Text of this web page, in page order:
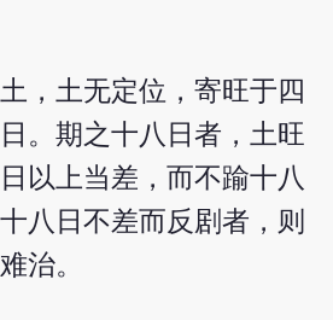
，土无定位，寄旺于四
。期之十八日者，土旺
以上当差，而不踰十八
八日不差而反剧者，则
治。